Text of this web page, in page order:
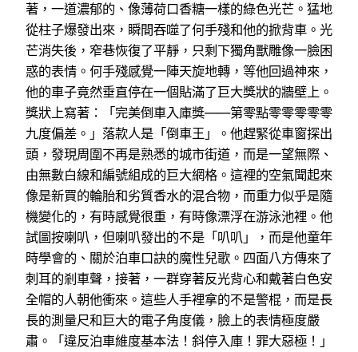
著，一道濃郁的、像薄荷口香糖一樣的綠色光芒。猛地
從柱子爆發出來，瞬間吞噬了何手殘和他的掀背車。光
芒消失後，窄巷恢復了平靜，只剩下獨角獸雕像一臉困
惑的表情。何手殘感覺一陣天旋地轉，等他回過神來，
他的車子竟然垂直停在一個貼滿了巨大獎狀的牆壁上。
獎狀上寫著：「完美倒車入庫獎——第零點零零零零零
九度偏差。」落款人是「倒車王」。他趕緊從車窗探出
頭，發現周圍不再是熟悉的城市街道，而是一望無際、
由無數白線和編號組成的巨大網格。這裡的空氣聞起來
像是新買的輪胎和劣質香水的混合物，而重力似乎是隨
機變化的，有時感覺很重，有時像漂浮在游泳池裡。他
試圖按喇叭，但喇叭發出的不是「叭叭」，而是他童年
時學會的、關於泊車口訣的魔性兒歌。四面八方傳來了
刺耳的剎車聲，接著，一群穿著反光背心和戴著白色安
全帽的人朝他衝來。這些人手裡拿的不是警棍，而是長
長的測量尺和巨大的電子角度儀，臉上的表情極度嚴
肅。「違反泊車維度基本法！斜停入庫！罪大惡極！」